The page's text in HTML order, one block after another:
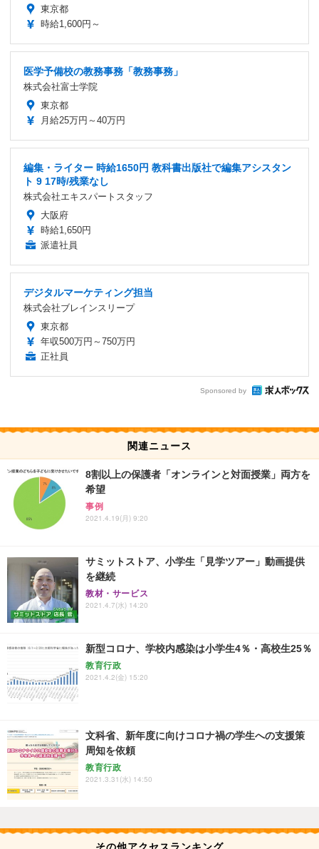
東京都
時給1,600円～
医学予備校の教務事務「教務事務」
株式会社富士学院
東京都
月給25万円～40万円
編集・ライター 時給1650円 教科書出版社で編集アシスタン
ト 9 17時/残業なし
株式会社エキスパートスタッフ
大阪府
時給1,650円
派遣社員
デジタルマーケティング担当
株式会社ブレインスリープ
東京都
年収500万円～750万円
正社員
Sponsored by
関連ニュース
8割以上の保護者「オンラインと対面授業」両方を
希望
事例
2021.4.19(月) 9:20
サミットストア、小学生「見学ツアー」動画提供
を継続
教材・サービス
2021.4.7(水) 14:20
新型コロナ、学校内感染は小学生4％・高校生25％
教育行政
2021.4.2(金) 15:20
文科省、新年度に向けコロナ禍の学生への支援策
周知を依頼
教育行政
2021.3.31(水) 14:50
その他アクセスランキング